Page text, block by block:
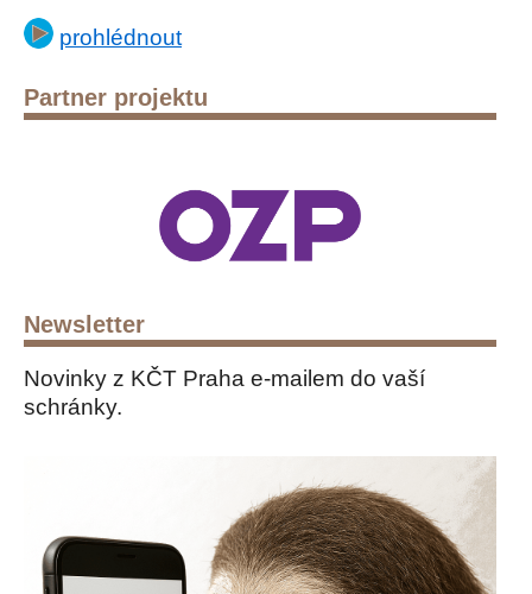
prohlédnout
Partner projektu
Newsletter
Novinky z KČT Praha e-mailem do vaší
schránky.